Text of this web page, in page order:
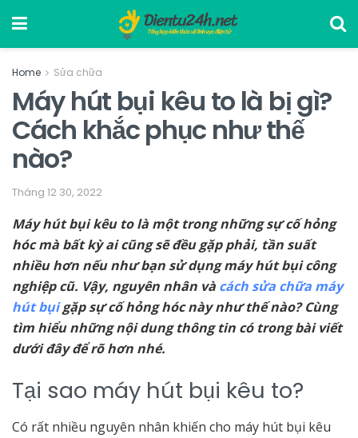
Home Sửa chữa
Máy hút bụi kêu to là bị gì?
Cách khắc phục như thế
nào?
Tháng 12 30, 2022
Máy hút bụi kêu to là một trong những sự cố hỏng
hóc mà bất kỳ ai cũng sẽ đều gặp phải, tần suất
nhiều hơn nếu như bạn sử dụng máy hút bụi công
nghiệp cũ. Vậy, nguyên nhân và cách sửa chữa máy
hút bụigặp sự cố hỏng hóc này như thế nào? Cùng
tìm hiểu những nội dung thông tin có trong bài viết
dưới đây để rõ hơn nhé.
Tại sao máy hút bụi kêu to?
Có rất nhiều nguyên nhân khiến cho máy hút bụi kêu